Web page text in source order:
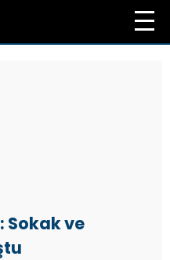
Sokak ve